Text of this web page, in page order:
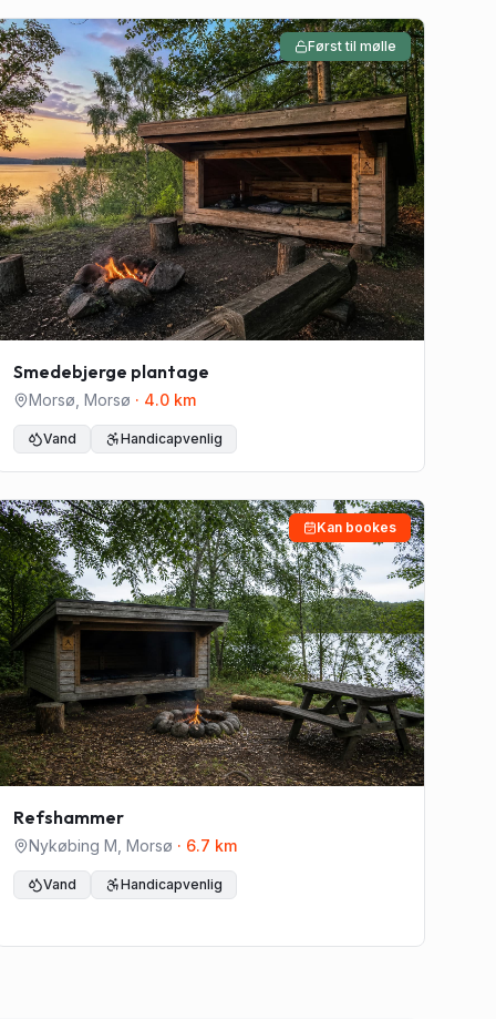
Først til mølle
Smedebjerge plantage
Morsø Morsø · 4.0km
Vand Handicapvenlig
Kan bookes
Refshammer
Nykøbing M Morsø · 6.7 km
Vand Handicapvenlig